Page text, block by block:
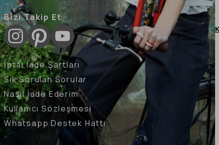
Bizi Takip Et
İptal İade Şartları
Sık Sorulan Sorular
Nasıl İade Ederim
Kullanıcı Sözleşmesi
Whatsapp Destek Hattı